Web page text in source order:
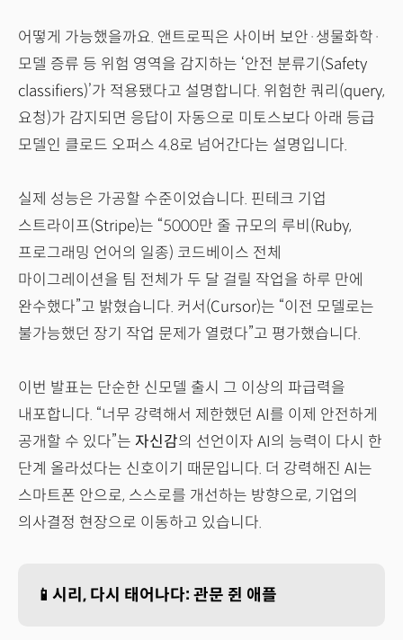
어떻게 가능했을까요. 앤트로픽은 사이버 보안·생물화학·
모델 증류 등 위험 영역을 감지하는 ‘안전 분류기(Safety
classifiers)’가 적용됐다고 설명합니다. 위험한 쿼리(query,
요청)가 감지되면 응답이 자동으로 미토스보다 아래 등급
모델인 클로드 오퍼스 4.8로 넘어간다는 설명입니다.
실제 성능은 가공할 수준이었습니다. 핀테크 기업
스트라이프(Stripe)는 “5000만 줄 규모의 루비(Ruby,
프로그래밍 언어의 일종) 코드베이스 전체
마이그레이션을 팀 전체가 두 달 걸릴 작업을 하루 만에
완수했다”고 밝혔습니다. 커서(Cursor)는 “이전 모델로는
불가능했던 장기 작업 문제가 열렸다”고 평가했습니다.
이번 발표는 단순한 신모델 출시 그 이상의 파급력을
내포합니다. “너무 강력해서 제한했던 AI를 이제 안전하게
공개할 수 있다”는 자신감의 선언이자 AI의 능력이 다시 한
단계 올라섰다는 신호이기 때문입니다. 더 강력해진 AI는
스마트폰 안으로, 스스로를 개선하는 방향으로, 기업의
의사결정 현장으로 이동하고 있습니다.
📱시리, 다시 태어나다: 관문 쥔 애플